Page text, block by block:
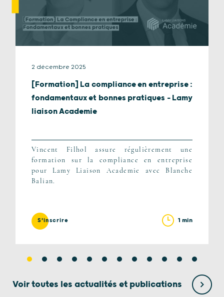
2 décembre 2025
[Formation] La compliance en entreprise :
fondamentaux et bonnes pratiques – Lamy
liaison Academie
Vincent Filhol assure régulièrement une
formation sur la compliance en entreprise
pour Lamy Liaison Academie avec Blanche
Balian.
S'inscrire 1 min
Voir toutes les actualités et publications